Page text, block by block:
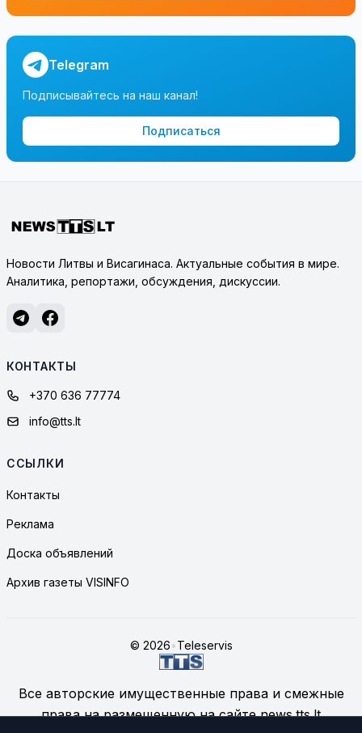
Telegram
Подписывайтесь на наш канал!
Подписаться
Новости Литвы и Висагинаса. Актуальные события в мире.
Аналитика, репортажи, обсуждения, дискуссии.
КОНТАКТЫ
+370 636 77774
info@tts.lt
ССЫЛКИ
Контакты
Реклама
Доска объявлений
Архив газеты VISINFO
© 2026•Teleservis
Все авторские имущественные права и смежные
права на размещенную на сайте news.tts.lt